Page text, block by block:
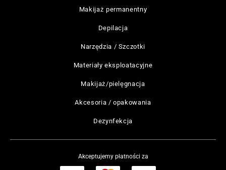
Makijaż permanentny
Depilacja
Narzędzia / Szczotki
Materiały eksploatacyjne
Makijaż/pielęgnacja
Akcesoria / opakowania
Dezynfekcja
Akceptujemy płatności za